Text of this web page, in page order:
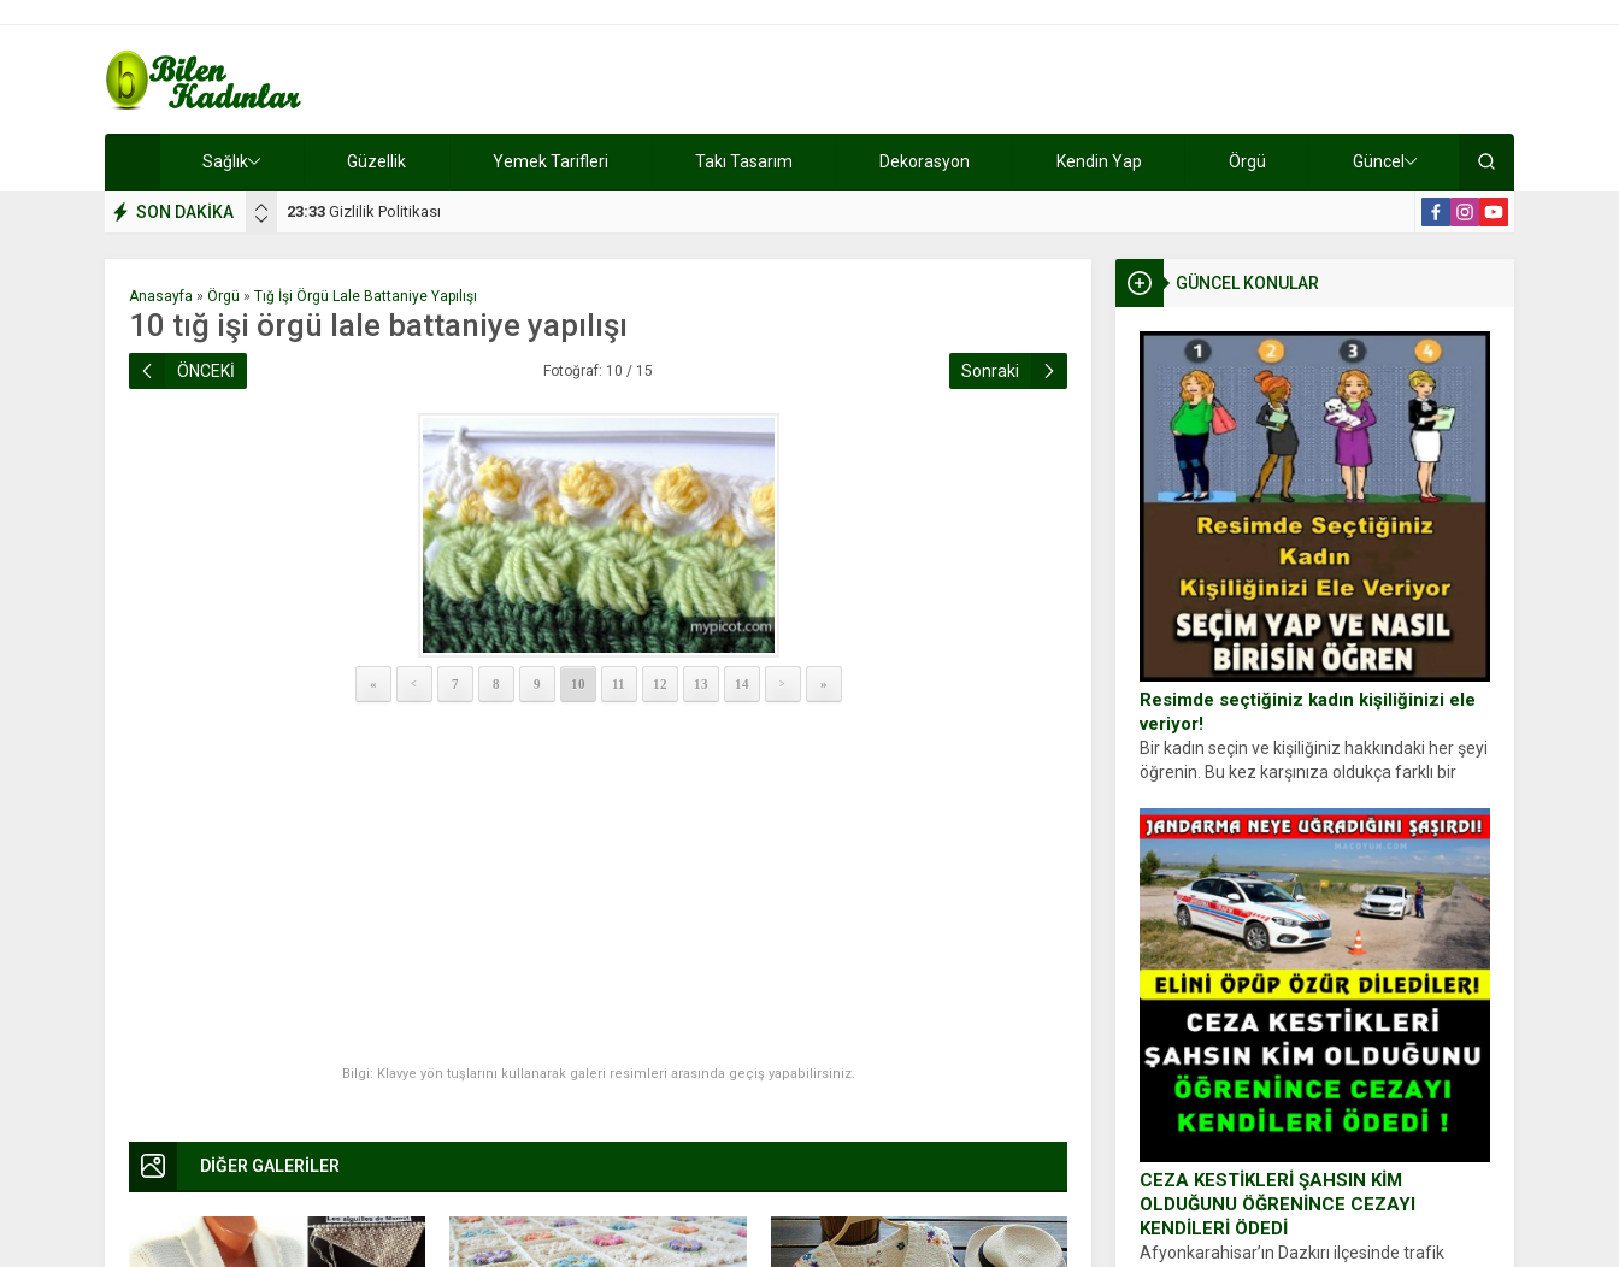
Sağlık Güzellik Yemek Tarifleri Takı Tasarım Dekorasyon Kendin Yap Örgü Güncel
SON DAKİKA 17:08 Dilan, düğününe 5 gün kala hayatını kaybetti
GÜNCEL KONULAR
Resimde seçtiğiniz kadın kişiliğinizi ele
veriyor!
Bir kadın seçin ve kişiliğiniz hakkındaki her şeyi
öğrenin. Bu kez karşınıza oldukça farklı bir
kadın figürlerinden dikkatinizi en...
CEZA KESTİKLERİ ŞAHSIN KİM
OLDUĞUNU ÖĞRENİNCE CEZAYI
KENDİLERİ ÖDEDİ
Afyonkarahisar’ın Dazkırı ilçesinde trafik
Anasayfa » Örgü » Tığ İşi Örgü Lale Battaniye Yapılışı
10 tığ işi örgü lale battaniye yapılışı
ÖNCEKİ Fotoğraf: 10 / 15 Sonraki
« < 7 8 9 10 11 12 13 14 > »
Bilgi: Klavye yön tuşlarını kullanarak galeri resimleri arasında geçiş yapabilirsiniz.
DİĞER GALERİLER